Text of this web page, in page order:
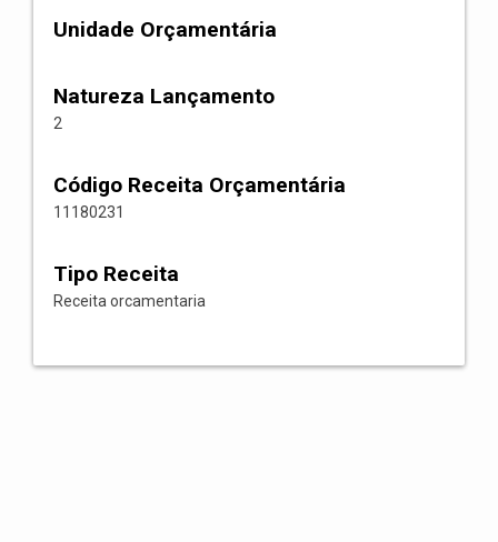
Unidade Orçamentária
Natureza Lançamento
2
Código Receita Orçamentária
11180231
Tipo Receita
Receita orcamentaria